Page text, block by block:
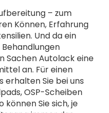
– zum
Können, Erfahrung
Und da ein
Sachen Autolack eine
an. Für einen
Sie bei uns
OSP-Scheiben
können Sie sich, je